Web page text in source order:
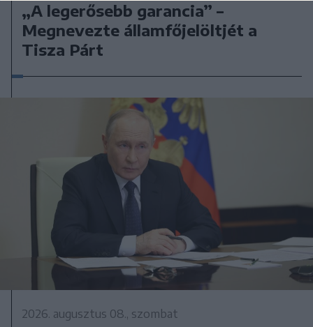
„A legerősebb garancia” –
Megnevezte államfőjelöltjét a
Tisza Párt
2026. augusztus 08., szombat